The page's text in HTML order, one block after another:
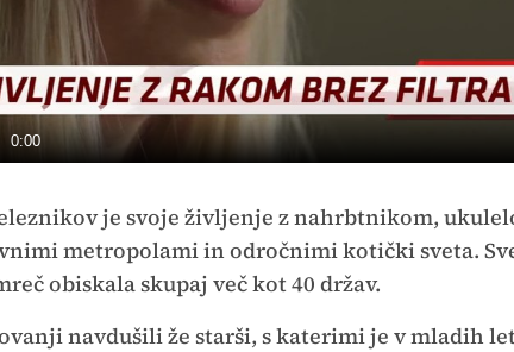
Duration
0:00
je svoje življenje z nahrbtnikom,
metropolami in odročnimi kotički sveta.
obiskala skupaj več kot 40 držav.
navdušili že starši, s katerimi je v mladih